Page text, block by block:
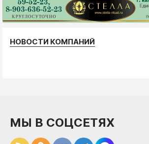
НОВОСТИ КОМПАНИЙ
МЫ В СОЦСЕТЯХ